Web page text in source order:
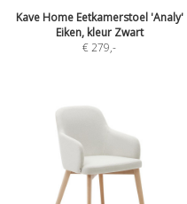
Kave Home Eetkamerstoel 'Analy'
Eiken, kleur Zwart
€ 279,-